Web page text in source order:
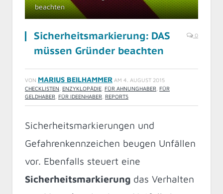
beachten
Sicherheitsmarkierung: DAS
müssen Gründer beachten
0
VON MARIUS BEILHAMMER AM 4. AUGUST 2015
CHECKLISTEN
ENZYKLOPÄDIE FÜR AHNUNGHABER
FÜR
GELDHABER
FÜR IDEENHABER REPORTS
Sicherheitsmarkierungen und
Gefahrenkennzeichen beugen Unfällen
vor. Ebenfalls steuert eine
Sicherheitsmarkierung das Verhalten